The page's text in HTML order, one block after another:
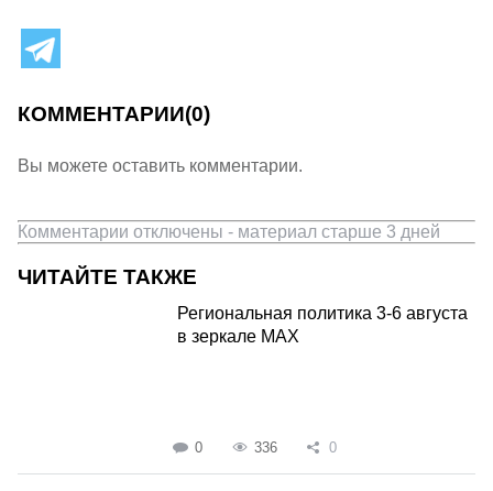
КОММЕНТАРИИ(0)
Вы можете оставить комментарии.
Комментарии отключены - материал старше 3 дней
ЧИТАЙТЕ ТАКЖЕ
Региональная политика 3-6 августа
в зеркале MAX
0 336 0